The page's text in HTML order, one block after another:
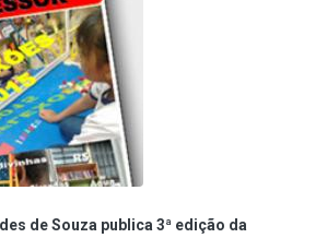
de Souza publica 3ª edição da